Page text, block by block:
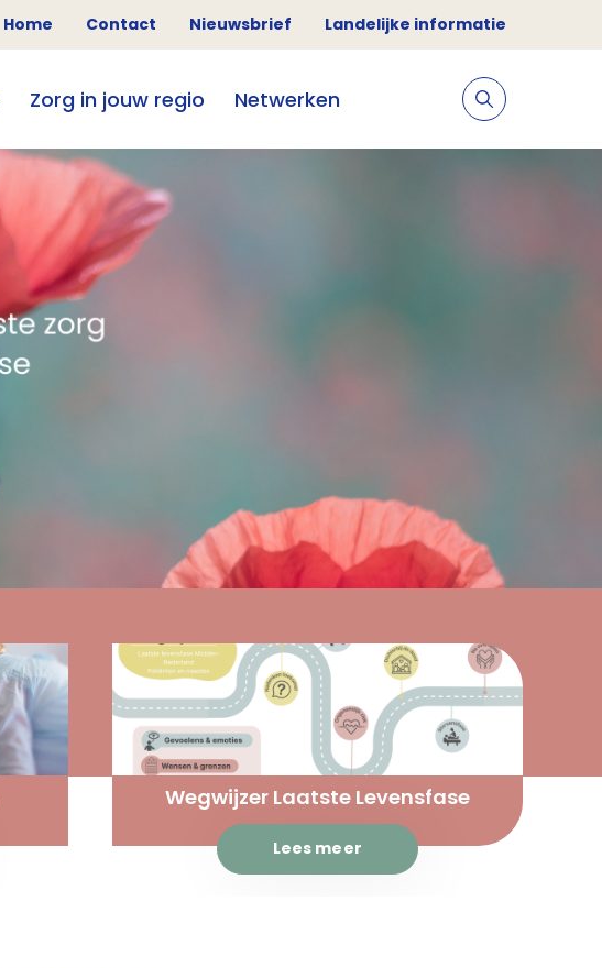
Home Contact Nieuwsbrief Landelijke informatie
Zorg in jouw regio Netwerken
Wegwijzer Laatste Levensfase
Lees meer